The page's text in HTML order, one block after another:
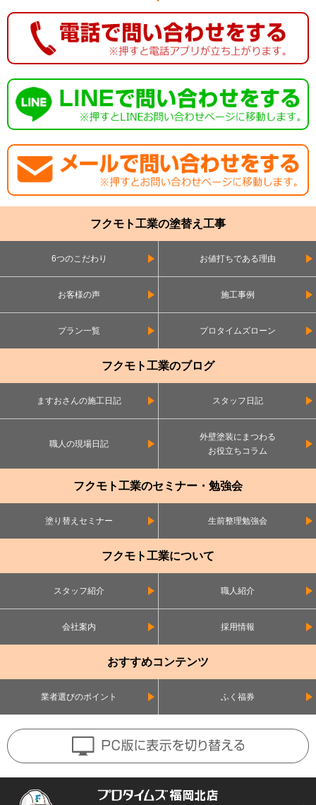
フクモト工業の塗替え工事
6つのこだわり お値打ちである理由
お客様の声 施工事例
プラン一覧 プロタイムズローン
フクモト工業のブログ
ますおさんの施工日記 スタッフ日記
職人の現場日記
外壁塗装にまつわる
お役立ちコラム
フクモト工業のセミナー・勉強会
塗り替えセミナー 生前整理勉強会
フクモト工業について
スタッフ紹介 職人紹介
会社案内 採用情報
おすすめコンテンツ
業者選びのポイント ふく福券